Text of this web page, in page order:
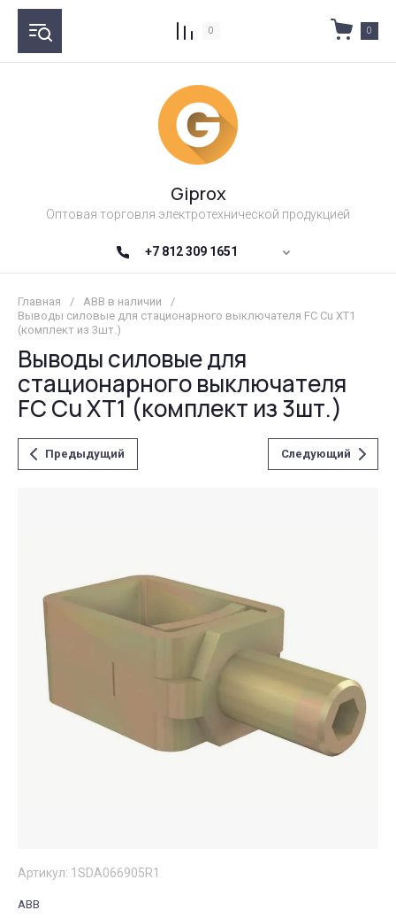
0 0
Giprox
Оптовая торговля электротехнической продукцией
+7 812 309 1651
Главная / ABB в наличии
/
Выводы силовые для стационарного выключателя FC Cu XT1
(комплект из 3шт.)
Выводы силовые для
стационарного выключателя
FC Cu XT1 (комплект из 3шт.)
Предыдущий Следующий
Артикул: 1SDA066905R1
ABB